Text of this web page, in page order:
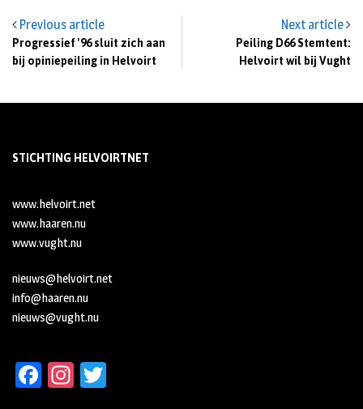
Previous article
Progressief '96 sluit zich aan
bij opiniepeiling in Helvoirt
Next article
Peiling D66 Stemtent:
Helvoirt wil bij Vught
STICHTING HELVOIRTNET
www.helvoirt.net
www.haaren.nu
www.vught.nu
nieuws@helvoirt.net
info@haaren.nu
nieuws@vught.nu
Fa In